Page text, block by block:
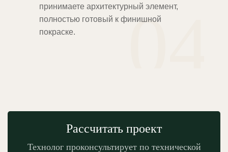
04
принимаете архитектурный элемент,
полностью готовый к финишной
покраске.
Рассчитать проект
Технолог проконсультирует по технической